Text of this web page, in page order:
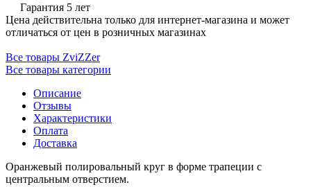
Гарантия 5 лет
Цена действительна только для интернет-магазина и может
отличаться от цен в розничных магазинах
Все товары ZviZZer
Все товары категории
Описание
Отзывы
Характеристики
Оплата
Доставка
Оранжевый полировальный круг в форме трапеции с
центральным отверстием.